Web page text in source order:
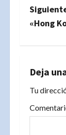
a
v
g
a
c
«Hong
Deja
Tu